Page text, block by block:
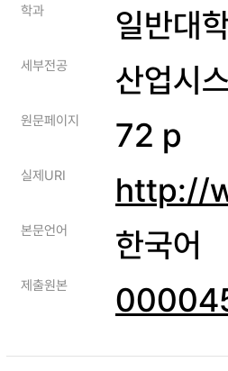
학과 일반대
세부전공 산업시
원문페이지 72 p
실제URI http://
본문언어 한국어
제출원본